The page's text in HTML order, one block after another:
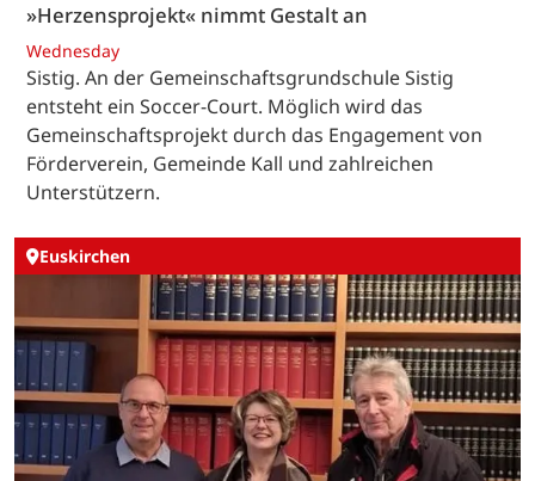
»Herzensprojekt« nimmt Gestalt an
Wednesday
Sistig. An der Gemeinschaftsgrundschule Sistig
entsteht ein Soccer-Court. Möglich wird das
Gemeinschaftsprojekt durch das Engagement von
Förderverein, Gemeinde Kall und zahlreichen
Unterstützern.
Euskirchen